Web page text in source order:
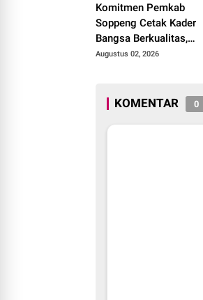
Komitmen Pemkab
Soppeng Cetak Kader
Bangsa Berkualitas,
Bupati Suwardi Buka
Augustus 02, 2026
KOMENTAR 0